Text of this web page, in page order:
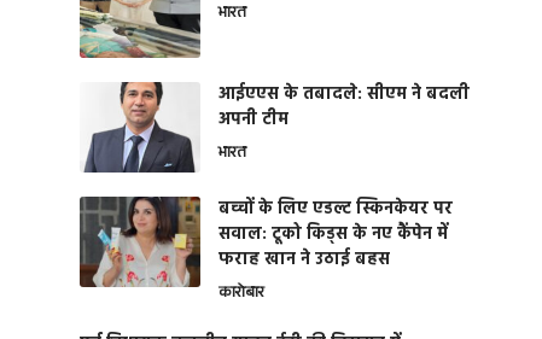
भारत
आईएएस के तबादले: सीएम ने बदली
अपनी टीम
भारत
बच्चों के लिए एडल्ट स्किनकेयर पर
सवाल: टूको किड्स के नए कैंपेन में
फराह खान ने उठाई बहस
कारोबार